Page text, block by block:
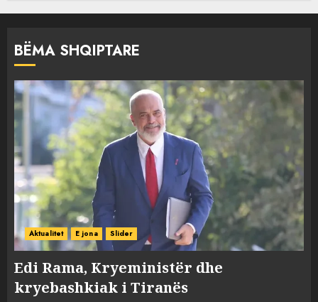
BËMA SHQIPTARE
Aktualitet E jona Slider
Edi Rama, Kryeministër dhe
kryebashkiak i Tiranës